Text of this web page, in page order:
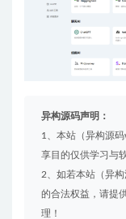
异构源码声明：
1、本站（异构源
享目的仅供学习与
2、如若本站（异
的合法权益，请提
理！